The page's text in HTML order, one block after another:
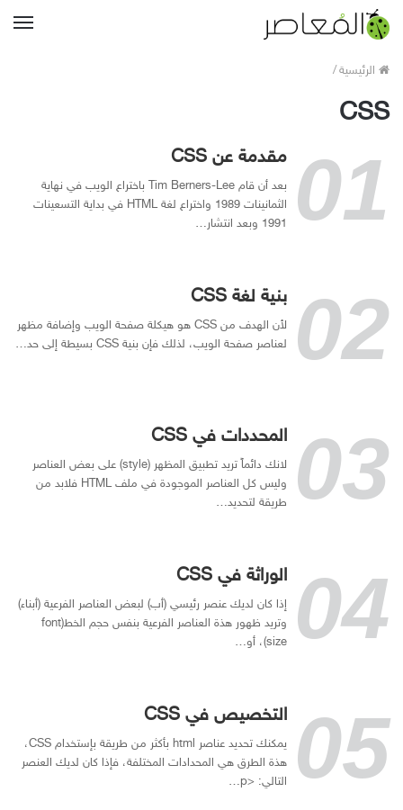
الرئيسية/
CSS
مقدمة عن CSS
بعد أن قام Tim Berners-Lee باختراع الويب في نهاية
الثمانينات 1989 واختراع لغة HTML في بداية التسعينات
1991 وبعد انتشار…
بنية لغة CSS
لأن الهدف من CSS هو هيكلة صفحة الويب وإضافة مظهر
لعناصر صفحة الويب، لذلك فإن بنية CSS بسيطة إلى حد…
المحددات في CSS
لانك دائماً تريد تطبيق المظهر (style) على بعض العناصر
وليس كل العناصر الموجودة في ملف HTML فلابد من
طريقة لتحديد…
الوراثة في CSS
إذا كان لديك عنصر رئيسي (أب) لبعض العناصر الفرعية (أبناء)
وتريد ظهور هذة العناصر الفرعية بنفس حجم الخط(font
size)، أو…
التخصيص في CSS
يمكنك تحديد عناصر html بأكثر من طريقة بإستخدام CSS،
هذة الطرق هي المحدادات المختلفة، فإذا كان لديك العنصر
التالي: <p…